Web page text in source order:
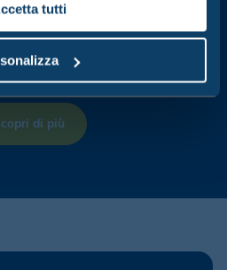
tutti
avventura o relax, nella pagina Club
trovi tantissime esperienze.
outdoor in modo facile e sicuro.
di più